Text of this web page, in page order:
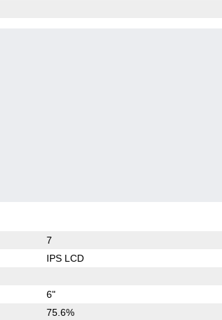
7
IPS LCD
6"
75.6%